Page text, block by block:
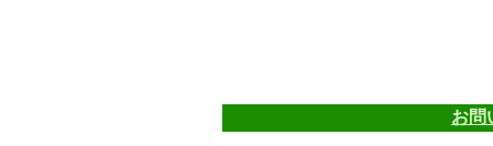
お問